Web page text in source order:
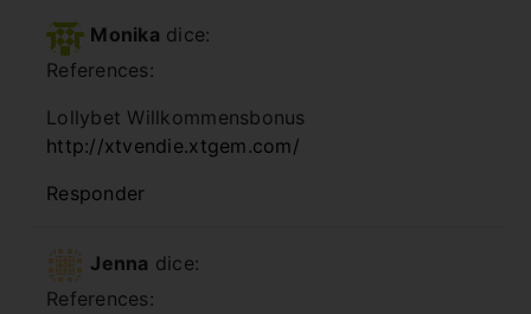
Monika dice:
References:
Lollybet Willkommensbonus
http://xtvendie.xtgem.com/
Responder
Jenna dice:
References: